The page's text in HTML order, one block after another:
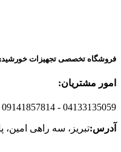
فروشگاه تخصصی تجهیزات
امور مشتریان:
- 04133135059
09141857814
آدرس:تبریز، سه راهی امین،